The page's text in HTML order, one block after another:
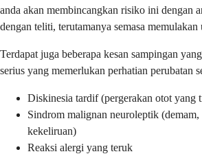
anda akan membincangkan risiko ini dengan
dengan teliti, terutamanya semasa memulakan
Terdapat juga beberapa kesan sampingan
serius yang memerlukan perhatian perubatan
Diskinesia tardif (pergerakan otot yang
Sindrom malignan neuroleptik
kekeliruan)
Reaksi alergi yang teruk